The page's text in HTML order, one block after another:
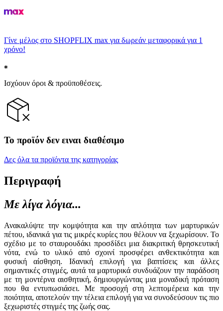
Γίνε μέλος στο SHOPFLIX max για δωρεάν μεταφορικά για 1
χρόνο!
Ισχύουν όροι & προϋποθέσεις.
Το προϊόν δεν ειναι διαθέσιμο
Δες όλα τα προϊόντα της κατηγορίας
Περιγραφή
Με λίγα λόγια...
Ανακαλύψτε την κομψότητα και την απλότητα των μαρτυρικών
πέτου, ιδανικά για τις μικρές κυρίες που θέλουν να ξεχωρίσουν. Το
σχέδιο με το σταυρουδάκι προσδίδει μια διακριτική θρησκευτική
νότα, ενώ το υλικό από σχοινί προσφέρει ανθεκτικότητα και
φυσική αίσθηση. Ιδανική επιλογή για βαπτίσεις και άλλες
σημαντικές στιγμές, αυτά τα μαρτυρικά συνδυάζουν την παράδοση
με τη μοντέρνα αισθητική, δημιουργώντας μια μοναδική πρόταση
που θα εντυπωσιάσει. Με προσοχή στη λεπτομέρεια και την
ποιότητα, αποτελούν την τέλεια επιλογή για να συνοδεύσουν τις πιο
ξεχωριστές στιγμές της ζωής σας.